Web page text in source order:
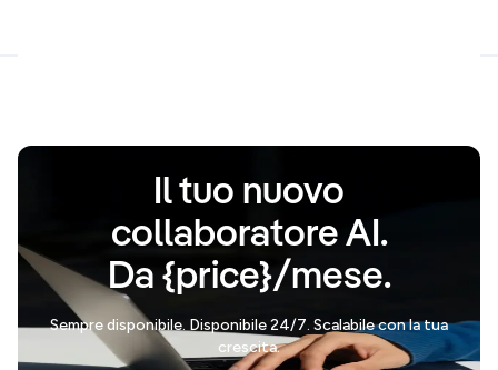
Il tuo nuovo
collaboratore AI.
Da {price}/mese.
Sempre disponibile. Disponibile 24/7. Scalabile con la tua
crescita.